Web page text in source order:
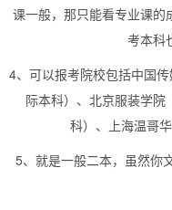
课一般，那只能看专业课的
考本科
4、可以报考院校包括中国
际本科）、北京服装学
科）、上海温哥
5、就是一般二本，虽然你